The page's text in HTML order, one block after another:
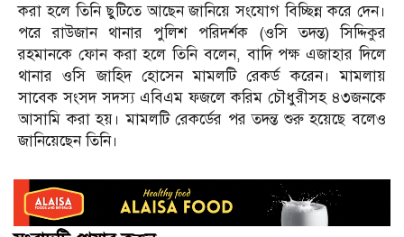
করা হলে তিনি ছুটিতে আছেন জানিয়ে সংযোগ বিচ্ছিন্ন করে দেন।
পরে রাউজান থানার পুলিশ পরিদর্শক (ওসি তদন্ত) সিদ্দিকুর
রহমানকে ফোন করা হলে তিনি বলেন, বাদি পক্ষ এজাহার দিলে
থানার ওসি জাহিদ হোসেন মামলটি রেকর্ড করেন। মামলায়
সাবেক সংসদ সদস্য এবিএম ফজলে করিম চৌধুরীসহ ৪৩জনকে
আসামি করা হয়। মামলটি রেকর্ডের পর তদন্ত শুরু হয়েছে বলেও
জানিয়েছেন তিনি।